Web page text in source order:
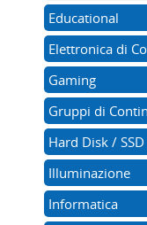
Educational
Elettronica di
Gaming
Gruppi di
Hard Disk /
Illuminazione
Informatica